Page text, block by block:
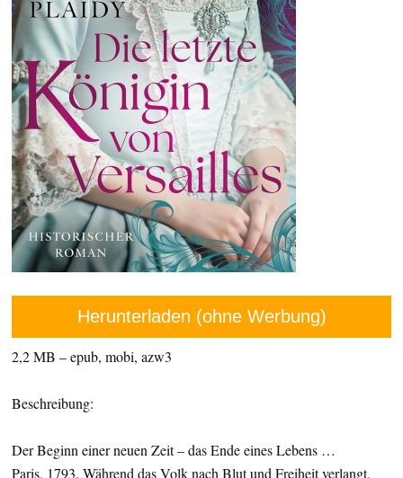
Herunterladen (ohne Werbung)
2,2 MB – epub, mobi, azw3
Beschreibung:
Der Beginn einer neuen Zeit – das Ende eines Lebens …
Paris, 1793. Während das Volk nach Blut und Freiheit verlangt,